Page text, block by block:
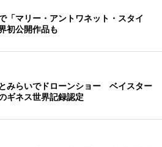
「マリー・アントワネット・スタイ
初公開作品も
みらいでドローンショー ベイスター
ギネス世界記録認定